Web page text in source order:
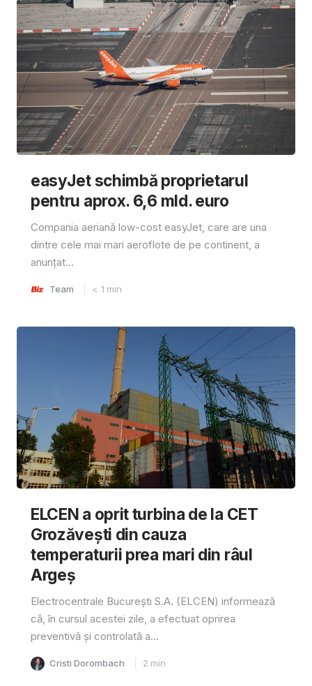
easyJet schimbă proprietarul
pentru aprox. 6,6 mld. euro
Compania aeriană low-cost easyJet, care are una
dintre cele mai mari aeroflote de pe continent, a
anunțat...
Team < 1 min
ELCEN a oprit turbina de la CET
Grozăvești din cauza
temperaturii prea mari din râul
Argeș
Electrocentrale București S.A. (ELCEN) informează
că, în cursul acestei zile, a efectuat oprirea
preventivă și controlată a...
Cristi Dorombach 2 min